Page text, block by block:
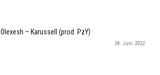
Olexesh – Karussell (prod. PzY)
24. Juni 2022